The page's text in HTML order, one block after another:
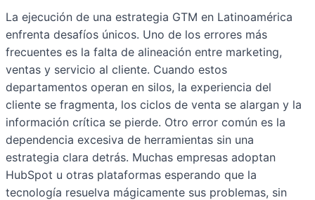
La ejecución de una estrategia GTM en Latinoamérica
enfrenta desafíos únicos. Uno de los errores más
frecuentes es la falta de alineación entre marketing,
ventas y servicio al cliente. Cuando estos
departamentos operan en silos, la experiencia del
cliente se fragmenta, los ciclos de venta se alargan y la
información crítica se pierde. Otro error común es la
dependencia excesiva de herramientas sin una
estrategia clara detrás. Muchas empresas adoptan
HubSpot u otras plataformas esperando que la
tecnología resuelva mágicamente sus problemas, sin